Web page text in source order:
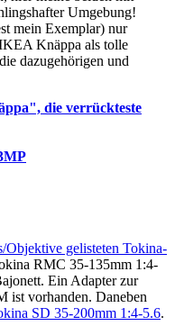
Umgebung!
mein Exemplar) nur
Knäppa als tolle
dazugehörigen und
die verrückteste
Objektive gelisteten Tokina-
RMC 35-135mm 1:4-
Ein Adapter zur
ist vorhanden. Daneben
SD 35-200mm 1:4-5.6.